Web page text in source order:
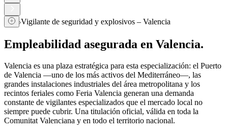
Vigilante de seguridad y explosivos – Valencia
Empleabilidad asegurada en Valencia.
Valencia es una plaza estratégica para esta especialización: el Puerto
de Valencia —uno de los más activos del Mediterráneo—, las
grandes instalaciones industriales del área metropolitana y los
recintos feriales como Feria Valencia generan una demanda
constante de vigilantes especializados que el mercado local no
siempre puede cubrir. Una titulación oficial, válida en toda la
Comunitat Valenciana y en todo el territorio nacional.